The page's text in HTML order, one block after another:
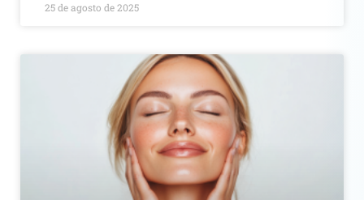
25 de agosto de 2025